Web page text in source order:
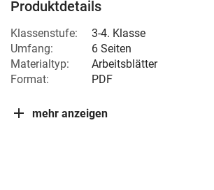
Produktdetails
Klassenstufe:
3-4. Klasse
Umfang:
6 Seiten
Materialtyp:
Arbeitsblätter
Format:
PDF
mehr anzeigen